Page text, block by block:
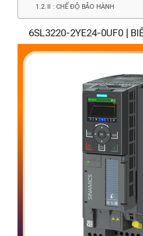
II : CHẾ ĐỘ BẢO HÀNH
6SL3220-2YE24-0UF0 |